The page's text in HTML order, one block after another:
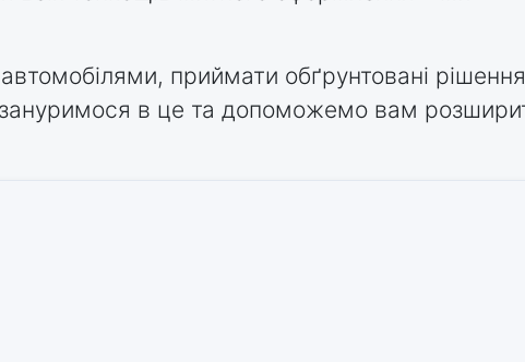
приймати обґрунтовані
в це та допоможемо вам